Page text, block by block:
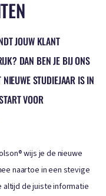
JOUW KLANT
DAN BEN JE BIJ ONS
STUDIEJAAR IS IN
VOOR
wijs je de nieuwe
naartoe in een stevige
altijd de juiste informatie